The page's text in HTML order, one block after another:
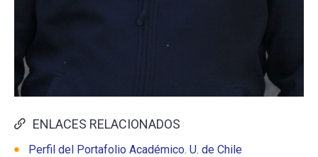
ENLACES RELACIONADOS
Perfil del Portafolio Académico. U. de Chile